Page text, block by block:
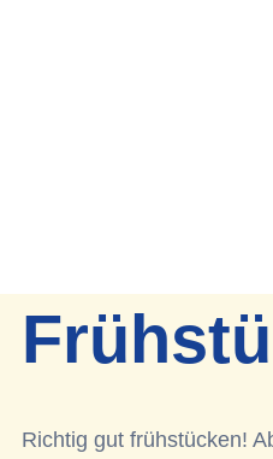
Richtig gut frühstücken!